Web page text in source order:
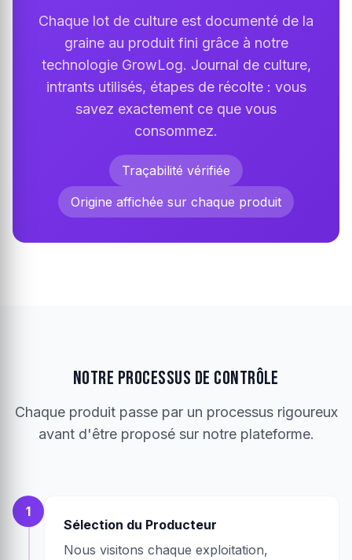
Chaque lot de culture est documenté de la
graine au produit fini grâce à notre
technologie GrowLog. Journal de culture,
intrants utilisés, étapes de récolte : vous
savez exactement ce que vous
consommez.
Traçabilité vérifiée
Origine affichée sur chaque produit
NOTRE PROCESSUS DE CONTRÔLE
Chaque produit passe par un processus rigoureux
avant d'être proposé sur notre plateforme.
1
Sélection du Producteur
Nous visitons chaque exploitation,